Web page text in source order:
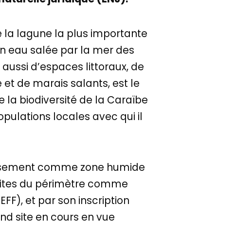
la lagune la plus importante
eau salée par la mer des
d’espaces littoraux, de
et de marais salants, est le
la biodiversité de la Caraïbe
locales avec qui il
comme zone humide
du périmètre comme
et par son inscription
site en cours en vue